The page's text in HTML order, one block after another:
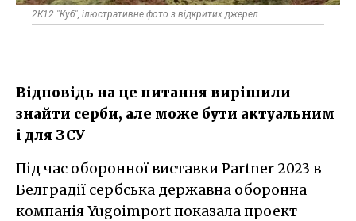
2К12 "Куб", ілюстративне фото з відкритих джерел
Відповідь на це питання вирішили
знайти серби, але може бути актуальним
і для ЗСУ
Під час оборонної виставки Partner 2023 в
Белградії сербська державна оборонна
компанія Yugoimport показала проект